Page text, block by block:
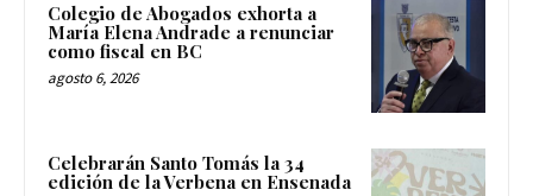
Colegio de Abogados exhorta a
María Elena Andrade a renunciar
como fiscal en BC
agosto 6, 2026
Celebrarán Santo Tomás la 34
edición de la Verbena en Ensenada